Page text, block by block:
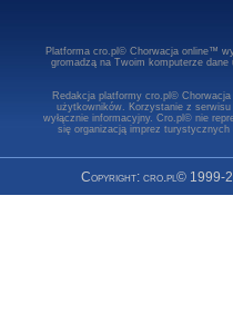
Platforma cro.pl© Chorwacja online™
gromadzą na Twoim komputerze
Redakcja platformy cro.pl©
użytkowników. Korzystanie z
wyłącznie informacyjny. Cro.pl© nie
się organizacją imprez
Copyright: cro.pl© 1999-